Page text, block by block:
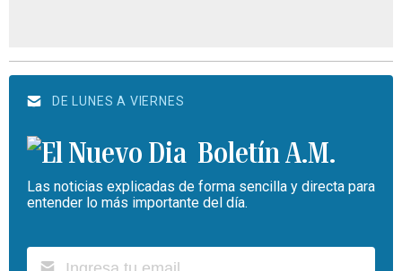
DE LUNES A VIERNES
Boletín A.M.
Las noticias explicadas de forma sencilla y directa para
entender lo más importante del día.